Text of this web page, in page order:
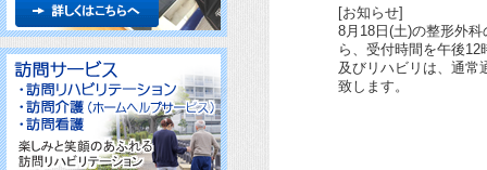
[お知らせ]
8月18日(土)の整形外
ら、受付時間を午後
及びリハビリは、通常
致します。